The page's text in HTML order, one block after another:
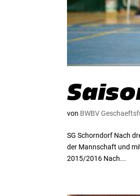
von BWBV
SG Schorndorf Nach
der Mannschaft und
2015/2016 Nach...